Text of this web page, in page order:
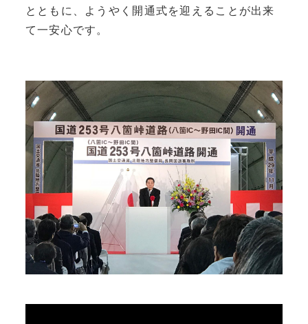
とともに、ようやく開通式を迎えることが出来
て一安心です。